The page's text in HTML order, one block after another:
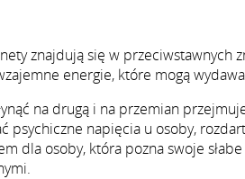
znajdują się w przeciwstawnych
energie, które mogą
na drugą i na przemian
psychiczne napięcia u osoby,
dla osoby, która pozna swoje